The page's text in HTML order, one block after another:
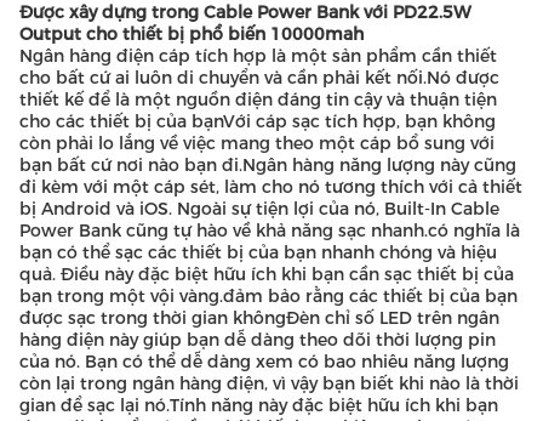
Được xây dựng trong Cable Power Bank với PD22.5W
Output cho thiết bị phổ biến 10000mah
Ngân hàng điện cáp tích hợp là một sản phẩm cần thiết
cho bất cứ ai luôn di chuyển và cần phải kết nối.Nó được
thiết kế để là một nguồn điện đáng tin cậy và thuận tiện
cho các thiết bị của bạnVới cáp sạc tích hợp, bạn không
còn phải lo lắng về việc mang theo một cáp bổ sung với
bạn bất cứ nơi nào bạn đi.Ngân hàng năng lượng này cũng
đi kèm với một cáp sét, làm cho nó tương thích với cả thiết
bị Android và iOS. Ngoài sự tiện lợi của nó, Built-In Cable
Power Bank cũng tự hào về khả năng sạc nhanh.có nghĩa là
bạn có thể sạc các thiết bị của bạn nhanh chóng và hiệu
quả. Điều này đặc biệt hữu ích khi bạn cần sạc thiết bị của
bạn trong một vội vàng.đảm bảo rằng các thiết bị của bạn
được sạc trong thời gian khôngĐèn chỉ số LED trên ngân
hàng điện này giúp bạn dễ dàng theo dõi thời lượng pin
của nó. Bạn có thể dễ dàng xem có bao nhiêu năng lượng
còn lại trong ngân hàng điện, vì vậy bạn biết khi nào là thời
gian để sạc lại nó.Tính năng này đặc biệt hữu ích khi bạn